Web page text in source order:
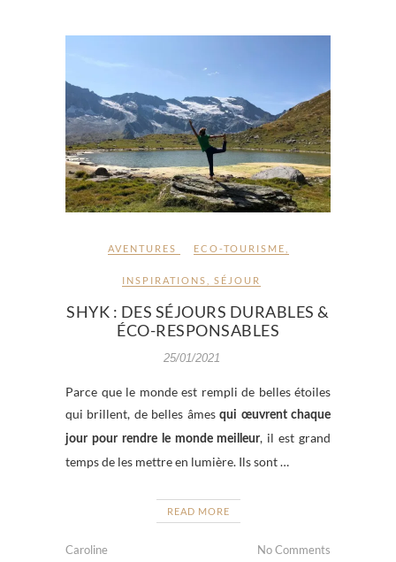
AVENTURES ECO-TOURISME
INSPIRATIONS SÉJOUR
SHYK : DES SÉJOURS DURABLES &
ÉCO-RESPONSABLES
25/01/2021
Parce que le monde est rempli de belles étoiles
qui brillent, de belles âmesqui œuvrent chaque
jour pour rendre le monde meilleur, il est grand
temps de les mettre en lumière. Ils sont …
READ MORE
Caroline No Comments